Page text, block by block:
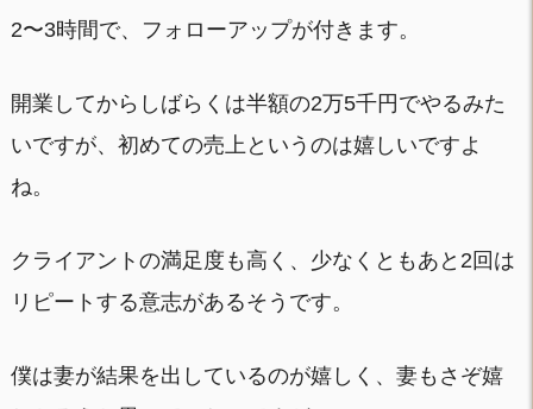
2〜3時間で、フォローアップが付きます。
開業してからしばらくは半額の2万5千円でやるみた
いですが、初めての売上というのは嬉しいですよ
ね。
クライアントの満足度も高く、少なくともあと2回は
リピートする意志があるそうです。
僕は妻が結果を出しているのが嬉しく、妻もさぞ嬉